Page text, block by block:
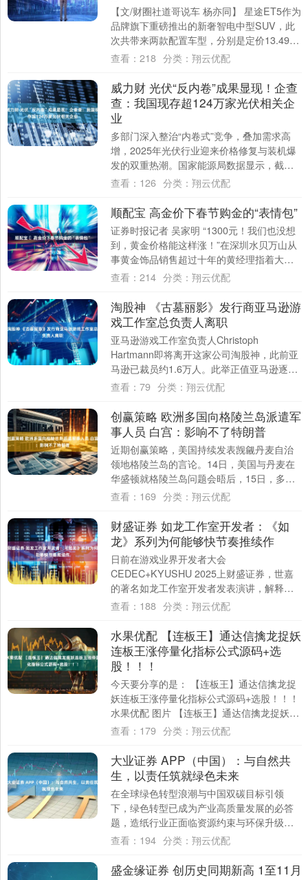
【文/财圈社道哥说车 杨亦同】 星途ET5作为
品牌旗下重磅推出的新奢智电中型SUV，此
次共带来两款配置车型，分别是定价13.49万
的210舒享版与14.99万的....
查看： 218 分类： 翔云优配
威力财 光伏“反内卷”成果显现！企查
查：我国现存超124万家光伏相关企
业
多部门深入整治“内卷式”竞争，叠加需求高
增，2025年光伏行业迎来价格修复与装机爆
发的双重热潮。国家能源局数据显示，截至
11月底全国太阳能发电装机达11.6亿千....
查看： 126 分类： 翔云优配
顺配宝 ‌高金价下春节购金的“表情包”
证券时报记者 吴家明 “1300元！我们也没想
到，黄金价格能这样涨！”在深圳水贝万山从
事黄金饰品销售超过十年的黄经理指着大厅
里的价格大屏，经历过市场大起大落的他....
查看： 214 分类： 翔云优配
淘股神 《古墓丽影》发行商亚马逊游
戏工作室总负责人离职
亚马逊游戏工作室负责人Christoph
Hartmann即将离开这家公司淘股神，此前亚
马逊已裁员约1.6万人。此举正值亚马逊逐步
缩减游戏业务规模，并将重心转向....
查看： 79 分类： 翔云优配
创赢策略 欧洲多国向格陵兰岛派遣军
事人员 白宫：影响不了特朗普
近期创赢策略，美国持续发表觊觎丹麦自治
领地格陵兰岛的言论。14日，美国与丹麦在
华盛顿就格陵兰岛问题会晤后，15日，多个
欧洲国家已确认向格陵兰岛派遣军事人员。
查看： 169 分类： 翔云优配
财盛证券 如龙工作室开发者：《如
龙》系列为何能够快节奏推续作
日前在游戏业界开发者大会
CEDEC+KYUSHU 2025上财盛证券，世嘉
的著名如龙工作室开发者发表演讲，解释了
《如龙》系列为何能够快节奏推续作的原
查看： 188 分类： 翔云优配
水果优配 【连板王】通达信擒龙捉妖
连板王涨停量化指标公式源码+选
股！！！
今天要分享的是： 【连板王】通达信擒龙捉
妖连板王涨停量化指标公式源码+选股！！！
水果优配 图片 【连板王】通达信擒龙捉妖连
板王涨停量化指标公式！——副图量化源
查看： 179 分类： 翔云优配
大业证券 APP（中国）：与自然共
生，以责任筑就绿色未来
在全球绿色转型浪潮与中国双碳目标引领
下，绿色转型已成为产业高质量发展的必答
题，造纸行业正面临资源约束与环保升级的
双重考验，更经历着从规模扩张向高质量发
查看： 194 分类： 翔云优配
盛金缘证券 创历史同期新高 1至11月